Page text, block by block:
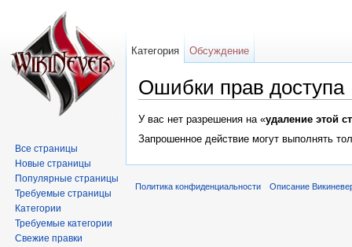
Ошибки прав доступа
У вас нет разрешения на «удаление этой
Запрошенное действие могут выполнять
Категория Обсуждение
Все страницы
Новые страницы
Популярные страницы
Требуемые страницы
Категории
Требуемые категории
Свежие правки
Политика конфиденциальности Описание